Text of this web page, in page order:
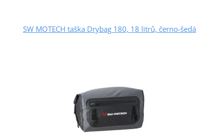
SW MOTECH taška Drybag 180, 18 litrů, černo-šedá